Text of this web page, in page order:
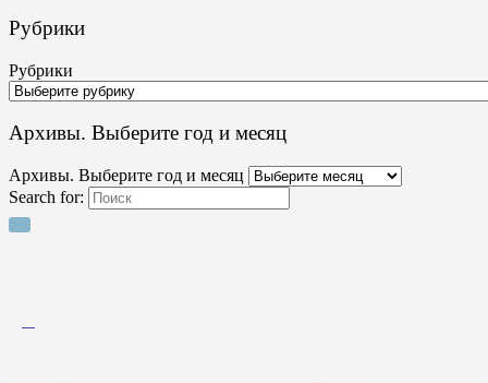
Рубрики
Рубрики
Архивы. Выберите год и месяц
Архивы. Выберите год и месяц
Search for: